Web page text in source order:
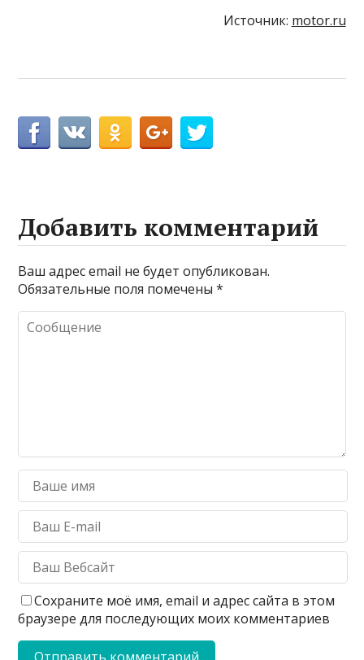
Источник: motor.ru
Добавить комментарий
Ваш адрес email не будет опубликован.
Обязательные поля помечены*
Сохраните моё имя, email и адрес сайта в этом
браузере для последующих моих комментариев